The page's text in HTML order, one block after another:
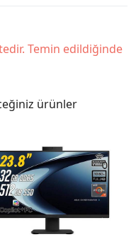
Temin edildiğinde
ürünler